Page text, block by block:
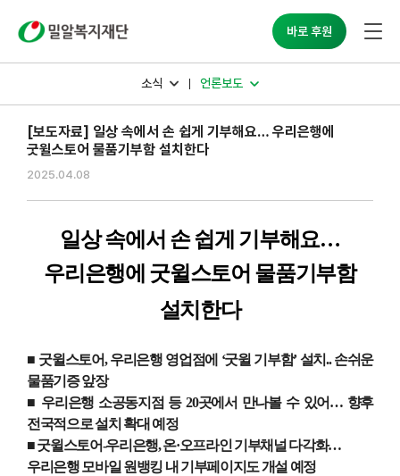
바로 후원
소식 언론보도
[보도자료] 일상 속에서 손 쉽게 기부해요… 우리은행에
굿윌스토어 물품기부함 설치한다
2025.04.08
일상 속에서 손 쉽게 기부해요…
우리은행에 굿윌스토어 물품기부함
설치한다
■ 굿윌스토어,우리은행 영업점에 ‘굿윌 기부함’설치 ..손쉬운
물품기증 앞장
■ 우리은행 소공동지점 등20곳에서 만나볼 수 있어… 향후
전국적으로 설치 확대 예정
■ 굿윌스토어-우리은행,온·오프라인 기부채널 다각화…
우리은행 모바일 원뱅킹 내 기부페이지도 개설 예정